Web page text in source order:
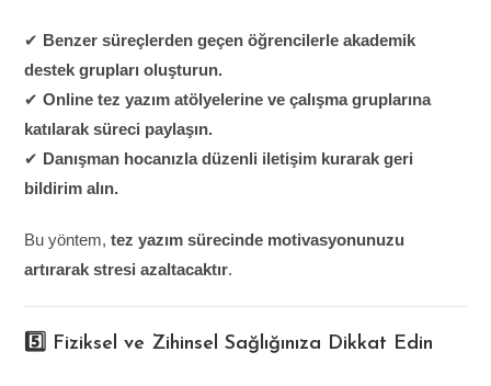
✔ Benzer süreçlerden geçen öğrencilerle akademik
destek grupları oluşturun.
✔Online tez yazım atölyelerine ve çalışma gruplarına
katılarak süreci paylaşın.
✔ Danışman hocanızla düzenli iletişim kurarak geri
bildirim alın.
Bu yöntem,tez yazım sürecinde motivasyonunuzu
artırarak stresi azaltacaktır.
5️⃣ Fiziksel ve Zihinsel Sağlığınıza Dikkat Edin